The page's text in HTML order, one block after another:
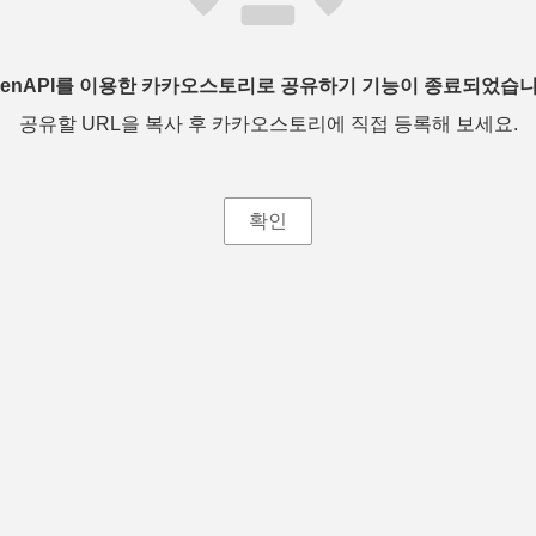
를 이용한 카카오스토리로 공유하기 기능이 종료되었습
공유할 URL을 복사 후 카카오스토리에 직접 등록해 보세요.
확인